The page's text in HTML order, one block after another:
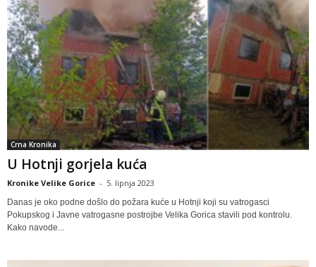
Crna Kronika
U Hotnji gorjela kuća
Kronike Velike Gorice - 5. lipnja 2023
Danas je oko podne došlo do požara kuće u Hotnji koji su vatrogasci
Pokupskog i Javne vatrogasne postrojbe Velika Gorica stavili pod kontrolu.
Kako navode...